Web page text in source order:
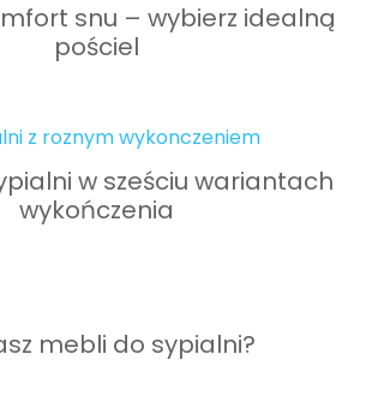
snu – wybierz idealną
pościel
w sześciu wariantach
wykończenia
mebli do sypialni?